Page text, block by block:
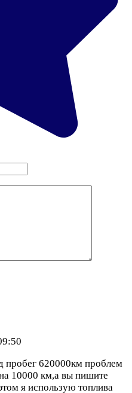
пробег 620000км проблем
10000 км,а вы пишите
я использую топлива